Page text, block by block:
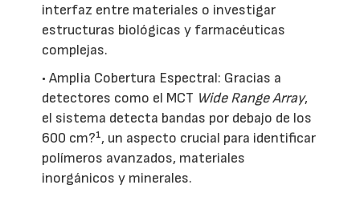
interfaz entre materiales o investigar
estructuras biológicas y farmacéuticas
complejas.
• Amplia Cobertura Espectral: Gracias a
detectores como el MCT Wide Range Array,
el sistema detecta bandas por debajo de los
600 cm?¹, un aspecto crucial para identificar
polímeros avanzados, materiales
inorgánicos y minerales.